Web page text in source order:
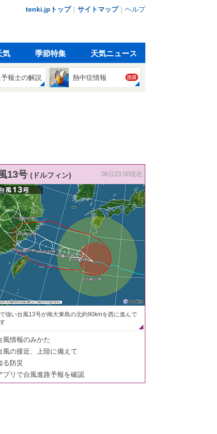
tenki.jpトップ｜ サイトマップ｜ ヘルプ
気 季節特集 天気ニュース
報士の解説 熱中症情報 注目
13号 (ドルフィン) 06日23:00現在
強い台風13号が南大東島の北約90kmを西に進んで
風情報のみかた
風の接近、上陸に備えて
る防災
プリで台風進路予報を確認